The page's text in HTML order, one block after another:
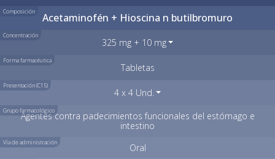
Composición Acetaminofén + Hioscina n butilbromuro
Concentración
325 mg + 10 mg
Forma farmacéutica
Tabletas
Presentación (C15)
4 x 4 Und.
Grupo farmacológico
Agentes contra padecimientos funcionales del estómago e
intestino
Vía de administración Oral